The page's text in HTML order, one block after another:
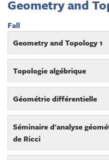
Geometry and
Fall
Geometry and Topology 1
Topologie algébrique
Géométrie différentielle
Séminaire d'analyse
de Ricci